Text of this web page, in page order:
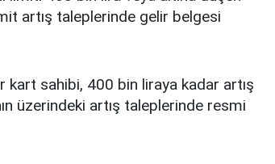
artış taleplerinde gelir belgesi
sahibi, 400 bin liraya kadar artış
üzerindeki artış taleplerinde resmi